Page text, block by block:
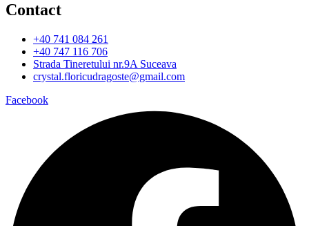
Contact
+40 741 084 261
+40 747 116 706
Strada Tineretului nr.9A Suceava
crystal.floricudragoste@gmail.com
Facebook